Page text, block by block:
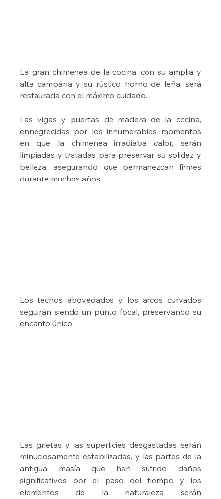
La gran chimenea de la cocina, con su amplia y
alta campana y su rústico horno de leña, será
restaurada con el máximo cuidado.
Las vigas y puertas de madera de la cocina,
ennegrecidas por los innumerables momentos
en que la chimenea irradiaba calor, serán
limpiadas y tratadas para preservar su solidez y
belleza, asegurando que permanezcan firmes
durante muchos años.
Los techos abovedados y los arcos curvados
seguirán siendo un punto focal, preservando su
encanto único.
Las grietas y las superficies desgastadas serán
minuciosamente estabilizadas, y las partes de la
antigua masía que han sufrido daños
significativos por el paso del tiempo y los
elementos de la naturaleza serán